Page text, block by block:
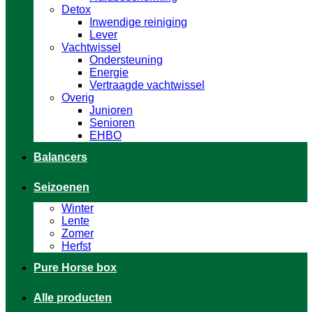
Detox
Inwendige reiniging
Lever
Vachtwissel
Ondersteuning
Energie
Vertraagde vachtwissel
Overig
Junioren
Senioren
EHBO
Balancers
Seizoenen
Winter
Lente
Zomer
Herfst
Pure Horse box
Alle producten